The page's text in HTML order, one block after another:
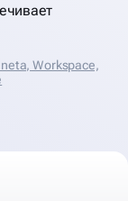
Workspace,